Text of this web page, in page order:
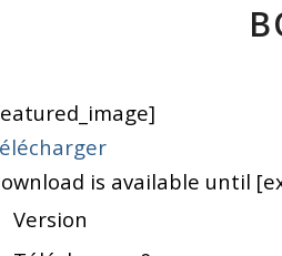
is available until
Version